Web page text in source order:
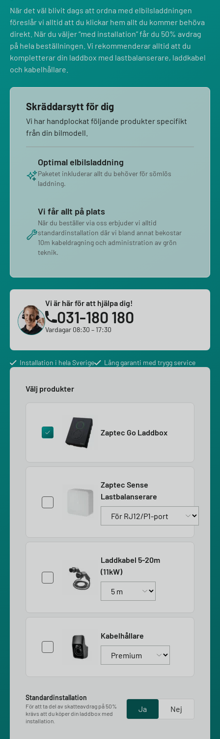
När det väl blivit dags att ordna med elbilsladdningen
föreslår vi alltid att du klickar hem allt du kommer behöva
direkt. När du väljer “med installation” får du 50% avdrag
på hela beställningen. Vi rekommenderar alltid att du
kompletterar din laddbox med lastbalanserare, laddkabel
och kabelhållare.
Skräddarsytt för dig
Vi har handplockat följande produkter specifikt
från din bilmodell.
Optimal elbilsladdning
Paketet inkluderar allt du behöver för sömlös
laddning.
Vi får allt på plats
När du beställer via oss erbjuder vi alltid
standardinstallation där vi bland annat bekostar
10m kabeldragning och administration av grön
teknik.
Vi är här för att hjälpa dig!
031-180 180
Vardagar 08:30 – 17:30
Installation i hela Sverige Lång garanti med trygg service
Välj produkter
Zaptec Go Laddbox
Zaptec Sense
Lastbalanserare
Laddkabel 5-20m
(11kW)
Kabelhållare
Standardinstallation
För att ta del av skatteavdrag på 50%
krävs att du köper din laddbox med
installation.
Ja Nej